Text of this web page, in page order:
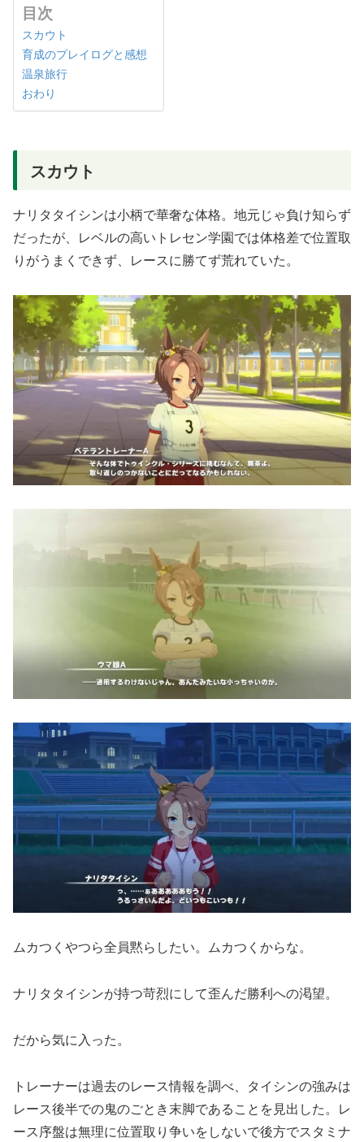
目次
スカウト
育成のプレイログと感想
温泉旅行
おわり
スカウト
ナリタタイシンは小柄で華奢な体格。地元じゃ負け知らず
だったが、レベルの高いトレセン学園では体格差で位置取
りがうまくできず、レースに勝てず荒れていた。
ムカつくやつら全員黙らしたい。ムカつくからな。
ナリタタイシンが持つ苛烈にして歪んだ勝利への渇望。
だから気に入った。
トレーナーは過去のレース情報を調べ、タイシンの強みは
レース後半での鬼のごとき末脚であることを見出した。レ
ース序盤は無理に位置取り争いをしないで後方でスタミナ